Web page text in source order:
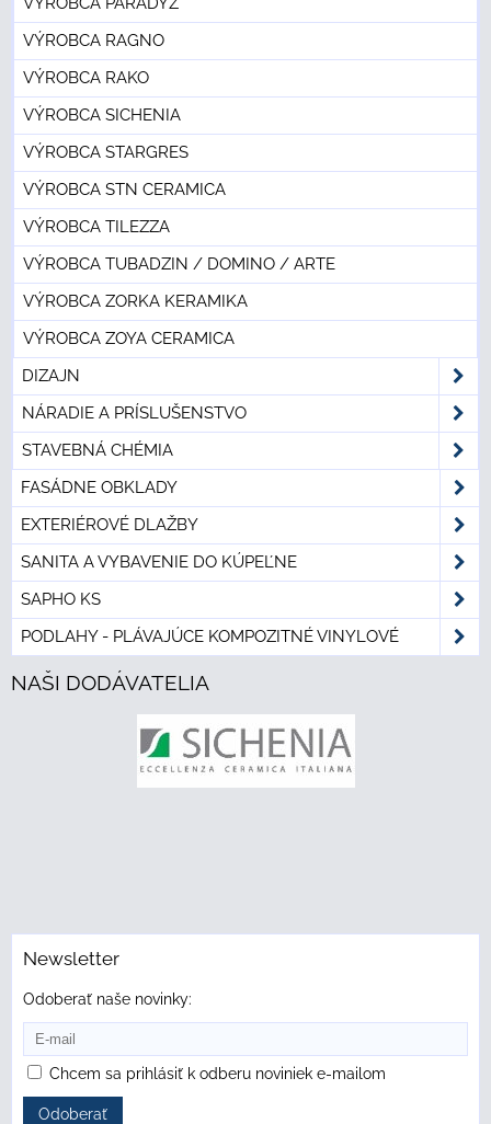
VÝROBCA RAGNO
VÝROBCA RAKO
VÝROBCA SICHENIA
VÝROBCA STARGRES
VÝROBCA STN CERAMICA
VÝROBCA TILEZZA
VÝROBCA TUBADZIN / DOMINO / ARTE
VÝROBCA ZORKA KERAMIKA
VÝROBCA ZOYA CERAMICA
DIZAJN
NÁRADIE A PRÍSLUŠENSTVO
STAVEBNÁ CHÉMIA
FASÁDNE OBKLADY
EXTERIÉROVÉ DLAŽBY
SANITA A VYBAVENIE DO KÚPEĽNE
SAPHO KS
PODLAHY - PLÁVAJÚCE KOMPOZITNÉ VINYLOVÉ
NAŠI DODÁVATELIA
Newsletter
Odoberať naše novinky:
Chcem sa prihlásiť k odberu noviniek e-mailom
Odoberať